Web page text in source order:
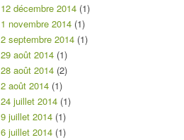
12 décembre 2014 (1)
1 novembre 2014 (1)
2 septembre 2014 (1)
29 août 2014 (1)
28 août 2014 (2)
2 août 2014 (1)
24 juillet 2014 (1)
9 juillet 2014 (1)
6 juillet 2014 (1)